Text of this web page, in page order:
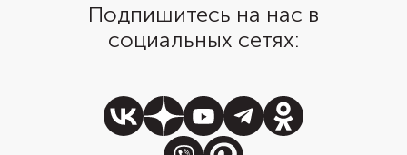
Подпишитесь на нас в
социальных сетях: